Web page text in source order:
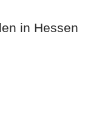
in Hessen